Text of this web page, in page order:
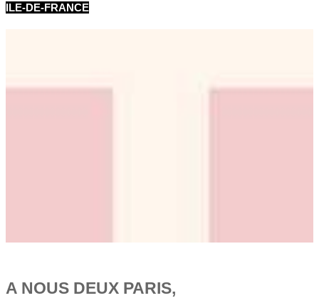
ILE-DE-FRANCE
A NOUS DEUX PARIS,